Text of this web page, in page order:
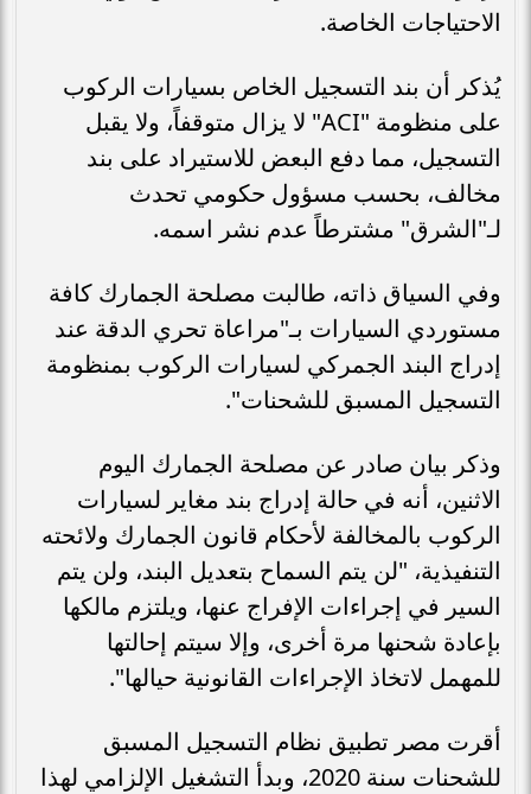
الاحتياجات الخاصة.
يُذكر أن بند التسجيل الخاص بسيارات الركوب
على منظومة "ACI" لا يزال متوقفاً، ولا يقبل
التسجيل، مما دفع البعض للاستيراد على بند
مخالف، بحسب مسؤول حكومي تحدث
لـ"الشرق" مشترطاً عدم نشر اسمه.
وفي السياق ذاته، طالبت مصلحة الجمارك كافة
مستوردي السيارات بـ"مراعاة تحري الدقة عند
إدراج البند الجمركي لسيارات الركوب بمنظومة
التسجيل المسبق للشحنات".
وذكر بيان صادر عن مصلحة الجمارك اليوم
الاثنين، أنه في حالة إدراج بند مغاير لسيارات
الركوب بالمخالفة لأحكام قانون الجمارك ولائحته
التنفيذية، "لن يتم السماح بتعديل البند، ولن يتم
السير في إجراءات الإفراج عنها، ويلتزم مالكها
بإعادة شحنها مرة أخرى، وإلا سيتم إحالتها
للمهمل لاتخاذ الإجراءات القانونية حيالها".
أقرت مصر تطبيق نظام التسجيل المسبق
للشحنات سنة 2020، وبدأ التشغيل الإلزامي لهذا